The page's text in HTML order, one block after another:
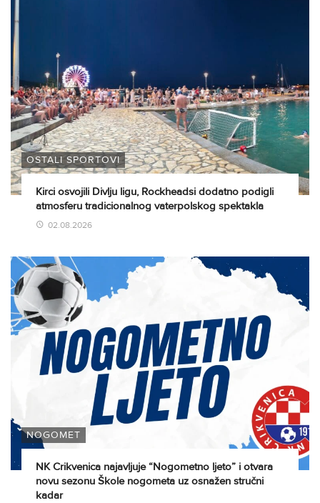
OSTALI SPORTOVI
Kirci osvojili Divlju ligu, Rockheadsi dodatno podigli
atmosferu tradicionalnog vaterpolskog spektakla
02.08.2026
NOGOMET
NK Crikvenica najavljuje “Nogometno ljeto” i otvara
novu sezonu Škole nogometa uz osnažen stručni
kadar